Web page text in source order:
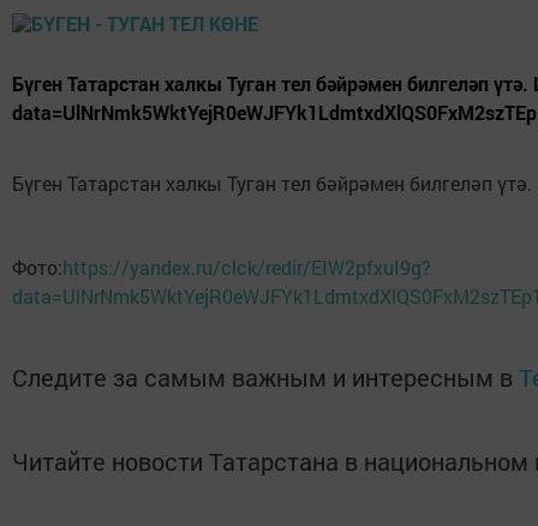
Бүген Татарстан халкы Туган тел бәйрәмен билгеләп
Бүген Татарстан халкы Туган тел бәйрәмен билгеләп
Фото:https://yandex.ru/clck/redir/EIW2pfxuI9g?
Следите за самым важным и интересным в
Читайте новости Татарстана в